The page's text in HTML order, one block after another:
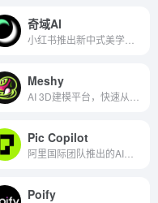
奇域AI
Meshy
Pic Copilot
Poify